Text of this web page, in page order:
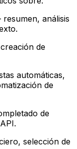
análisis
de
automáticas,
de
de
selección de